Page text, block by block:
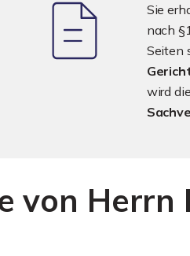
Sie
nach
Seiten
wird
von Herrn